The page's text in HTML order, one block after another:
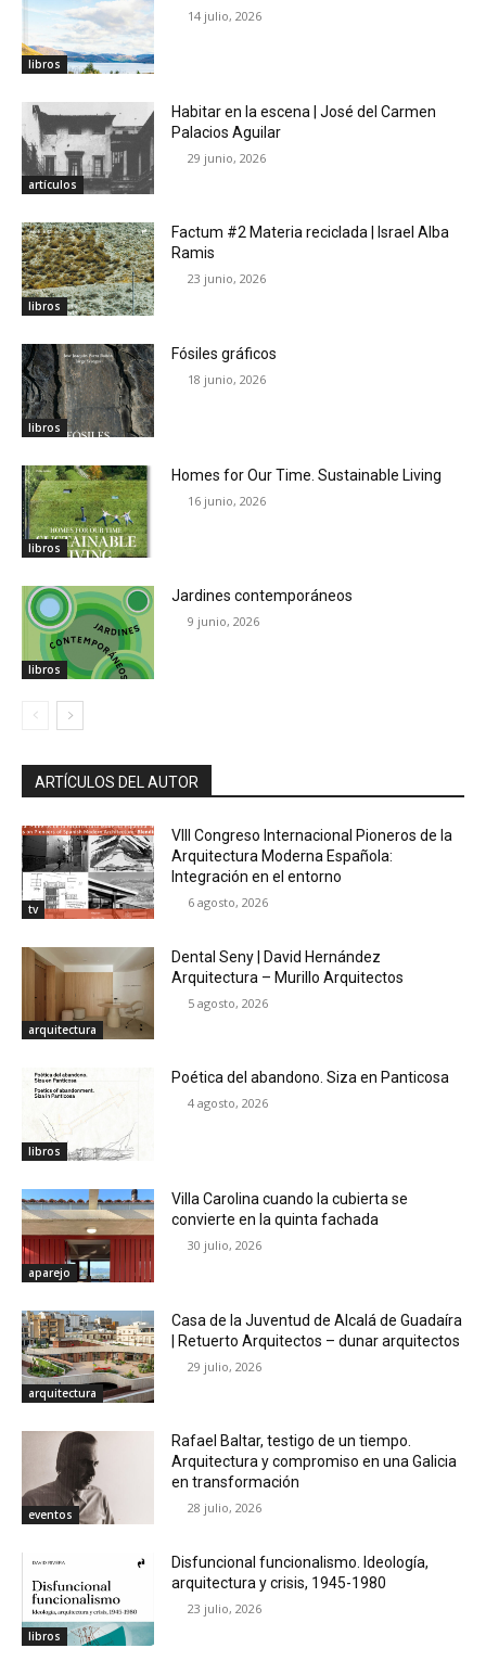
libros
14 julio, 2026
artículos
Habitar en la escena | José del Carmen
Palacios Aguilar
29 junio, 2026
libros
Factum #2 Materia reciclada | Israel Alba
Ramis
23 junio, 2026
libros
Fósiles gráficos
18 junio, 2026
libros
Homes for Our Time. Sustainable Living
16 junio, 2026
libros
Jardines contemporáneos
9 junio, 2026
ARTÍCULOS DEL AUTOR
tv
VIII Congreso Internacional Pioneros de la
Arquitectura Moderna Española:
Integración en el entorno
6 agosto, 2026
arquitectura
Dental Seny | David Hernández
Arquitectura – Murillo Arquitectos
5 agosto, 2026
libros
Poética del abandono. Siza en Panticosa
4 agosto, 2026
aparejo
Villa Carolina cuando la cubierta se
convierte en la quinta fachada
30 julio, 2026
arquitectura
Casa de la Juventud de Alcalá de Guadaíra
| Retuerto Arquitectos – dunar arquitectos
29 julio, 2026
eventos
Rafael Baltar, testigo de un tiempo.
Arquitectura y compromiso en una Galicia
en transformación
28 julio, 2026
libros
Disfuncional funcionalismo. Ideología,
arquitectura y crisis, 1945-1980
23 julio, 2026